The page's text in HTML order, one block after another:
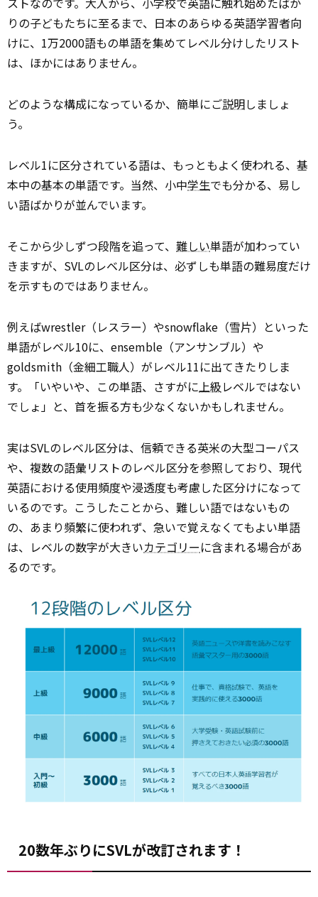
りの子どもたちに至るまで、日本のあらゆる英語学習者向
けに、1万2000語もの単語を集めてレベル分けしたリスト
は、ほかにはありません。
どのような構成になっているか、簡単にご説明しましょ
う。
レベル1に区分されている語は、もっともよく使われる、基
本中の基本の単語です。当然、小中学生でも分かる、易し
い語ばかりが並んでいます。
そこから少しずつ段階を追って、 難しい単語が加わってい
きますが、SVLのレベル区分は、必ずしも単語の難易度だけ
を示すものではありません。
例えばwrestler（レスラー）やsnowflake（雪片）といった
単語がレベル10に、ensemble（アンサンブル）や
goldsmith（金細工職人）がレベル11に出てきたりしま
す。「いやいや、この単語、さすがに上級レベルではない
でしょ」と、首を振る方も少なくないかもしれません。
実はSVLのレベル区分は、信頼できる英米の大型コーパス
や、複数の語彙リストのレベル区分を参照しており、現代
英語における使用頻度や浸透度も考慮した区分けになって
いるのです。こうしたことから、難しい語ではないもの
の、あまり頻繁に使われず、急いで覚えなくてもよい単語
は、レベルの数字が大きいカテゴリーに含まれる場合があ
るのです。
20数年ぶりにSVLが改訂されます！